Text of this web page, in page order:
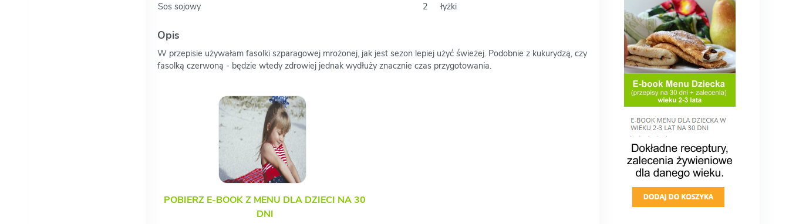
Sos sojowy
2 łyżki
Opis
W przepisie używałam fasolki szparagowej mrożonej, jak jest sezon lepiej użyć świeżej. Podobnie z kukurydzą, czy
fasolką czerwoną - będzie wtedy zdrowiej jednak wydłuży znacznie czas przygotowania.
POBIERZ E-BOOK Z MENU DLA DZIECI NA 30
DNI